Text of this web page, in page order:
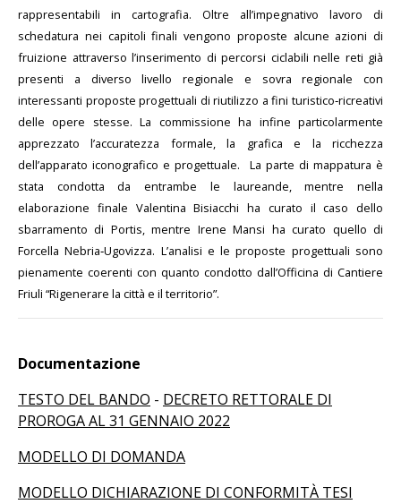
rappresentabili in cartografia. Oltre all’impegnativo lavoro di
schedatura nei capitoli finali vengono proposte alcune azioni di
fruizione attraverso l’inserimento di percorsi ciclabili nelle reti già
presenti a diverso livello regionale e sovra regionale con
interessanti proposte progettuali di riutilizzo a fini turistico‐ricreativi
delle opere stesse. La commissione ha infine particolarmente
apprezzato l’accuratezza formale, la grafica e la ricchezza
dell’apparato iconografico e progettuale. La parte di mappatura è
stata condotta da entrambe le laureande, mentre nella
elaborazione finale Valentina Bisiacchi ha curato il caso dello
sbarramento di Portis, mentre Irene Mansi ha curato quello di
Forcella Nebria‐Ugovizza. L’analisi e le proposte progettuali sono
pienamente coerenti con quanto condotto dall’Officina di Cantiere
Friuli “Rigenerare la città e il territorio”.
Documentazione
TESTO DEL BANDO - DECRETO RETTORALE DI
PROROGA AL 31 GENNAIO 2022
MODELLO DI DOMANDA
MODELLO DICHIARAZIONE DI CONFORMITÀ TESI